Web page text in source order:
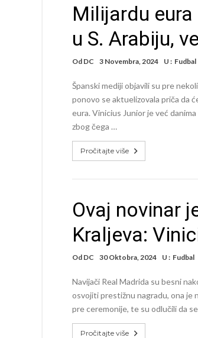
Milijardu
u S. Arabiju,
Od DC 3 Novembra, 2024 U : Fudbal
Španski mediji objavili su pre
ponovo se aktuelizovala priča da
eura. Vinicius Junior je već
zbog čega …
Pročitajte više
Ovaj novinar
Kraljeva:
Od DC 30 Oktobra, 2024 U : Fudbal
Navijači Real Madrida su besni
osvojiti prestižnu nagradu, ona je
pre ceremonije, te su odlučili da
Pročitajte više